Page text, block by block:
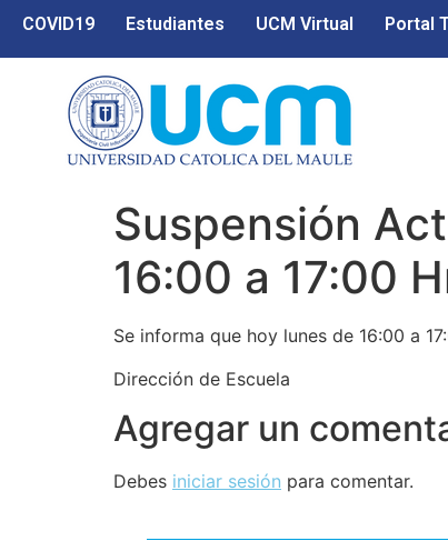
COVID19 Estudiantes UCM Virtual Portal
Suspensión
16:00 a 17:00
Se informa que hoy lunes de 16:00 a
Dirección de Escuela
Agregar un
Debes iniciar sesión para comentar.